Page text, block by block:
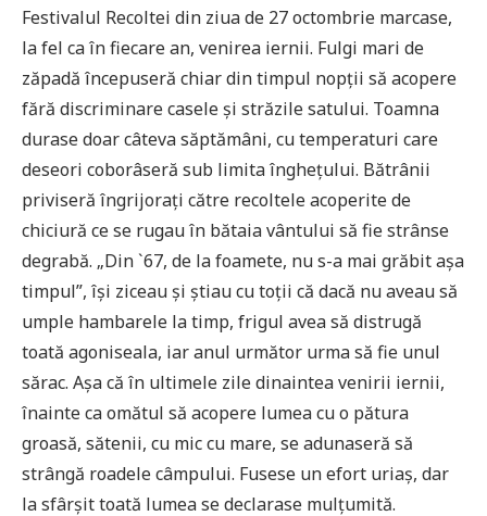
Festivalul Recoltei din ziua de 27 octombrie marcase,
la fel ca în fiecare an, venirea iernii. Fulgi mari de
zăpadă începuseră chiar din timpul nopții să acopere
fără discriminare casele și străzile satului. Toamna
durase doar câteva săptămâni, cu temperaturi care
deseori coborâseră sub limita înghețului. Bătrânii
priviseră îngrijorați către recoltele acoperite de
chiciură ce se rugau în bătaia vântului să fie strânse
degrabă. „Din `67, de la foamete, nu s-a mai grăbit așa
timpul”, își ziceau și știau cu toții că dacă nu aveau să
umple hambarele la timp, frigul avea să distrugă
toată agoniseala, iar anul următor urma să fie unul
sărac. Așa că în ultimele zile dinaintea venirii iernii,
înainte ca omătul să acopere lumea cu o pătura
groasă, sătenii, cu mic cu mare, se adunaseră să
strângă roadele câmpului. Fusese un efort uriaș, dar
la sfârșit toată lumea se declarase mulțumită.